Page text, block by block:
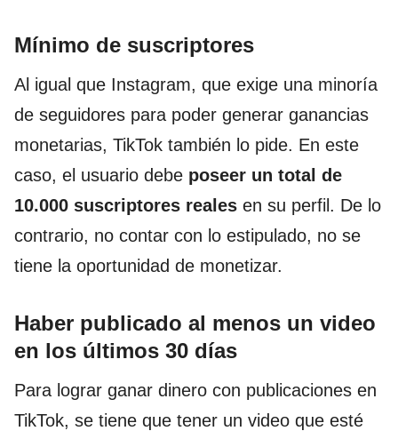
Mínimo de suscriptores
Al igual que Instagram, que exige una minoría
de seguidores para poder generar ganancias
monetarias, TikTok también lo pide. En este
caso, el usuario debe poseer un total de
10.000 suscriptores reales en su perfil. De lo
contrario, no contar con lo estipulado, no se
tiene la oportunidad de monetizar.
Haber publicado al menos un video
en los últimos 30 días
Para lograr ganar dinero con publicaciones en
TikTok, se tiene que tener un video que esté